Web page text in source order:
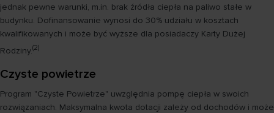
jednak pewne warunki, m.in. brak źródła ciepła na paliwo stałe w
budynku. Dofinansowanie wynosi do 30% udziału w kosztach
kwalifikowanych i może być wyższe dla posiadaczy Karty Dużej
Rodziny.(2)
Czyste powietrze
Program "Czyste Powietrze" uwzględnia pompę ciepła w swoich
rozwiązaniach. Maksymalna kwota dotacji zależy od dochodów i może